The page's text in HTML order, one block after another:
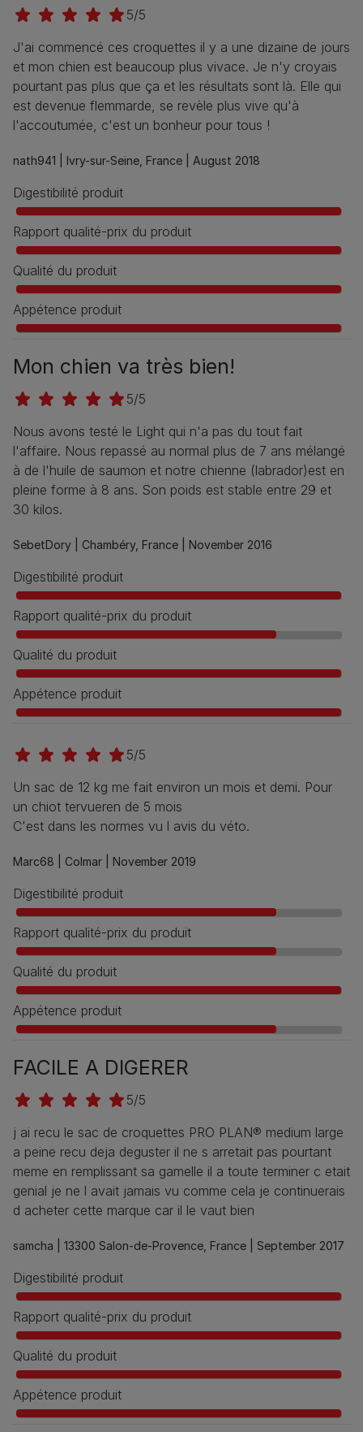
5/5
J'ai commencé ces croquettes il y a une dizaine de jours
et mon chien est beaucoup plus vivace. Je n'y croyais
pourtant pas plus que ça et les résultats sont là. Elle qui
est devenue flemmarde, se revèle plus vive qu'à
l'accoutumée, c'est un bonheur pour tous !
nath941 | Ivry-sur-Seine, France | August 2018
Digestibilité produit
Rapport qualité-prix du produit
Qualité du produit
Appétence produit
Mon chien va très bien!
5/5
Nous avons testé le Light qui n'a pas du tout fait
l'affaire. Nous repassé au normal plus de 7 ans mélangé
à de l'huile de saumon et notre chienne (labrador)est en
pleine forme à 8 ans. Son poids est stable entre 29 et
30 kilos.
SebetDory | Chambéry, France | November 2016
Digestibilité produit
Rapport qualité-prix du produit
Qualité du produit
Appétence produit
5/5
Un sac de 12 kg me fait environ un mois et demi. Pour
un chiot tervueren de 5 mois
C'est dans les normes vu l avis du véto.
Marc68 | Colmar | November 2019
Digestibilité produit
Rapport qualité-prix du produit
Qualité du produit
Appétence produit
FACILE A DIGERER
5/5
j ai recu le sac de croquettes PRO PLAN® medium large
a peine recu deja deguster il ne s arretait pas pourtant
meme en remplissant sa gamelle il a toute terminer c etait
genial je ne l avait jamais vu comme cela je continuerais
d acheter cette marque car il le vaut bien
samcha | 13300 Salon-de-Provence, France | September 2017
Digestibilité produit
Rapport qualité-prix du produit
Qualité du produit
Appétence produit